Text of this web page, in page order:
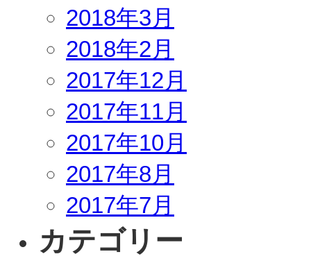
2018年3月
2018年2月
2017年12月
2017年11月
2017年10月
2017年8月
2017年7月
カテゴリー